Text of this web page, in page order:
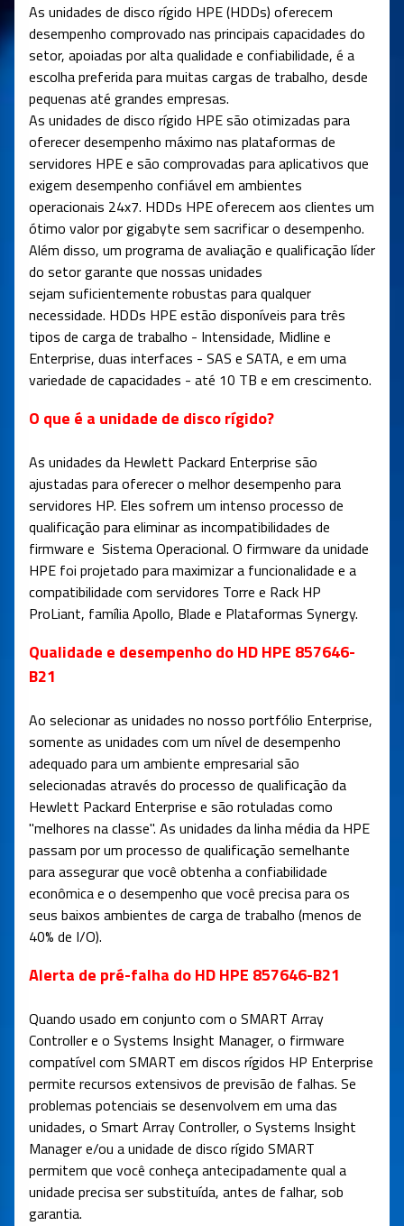
As unidades de disco rígido HPE (HDDs) oferecem
desempenho comprovado nas principais capacidades do
setor, apoiadas por alta qualidade e confiabilidade, é a
escolha preferida para muitas cargas de trabalho, desde
pequenas até grandes empresas.
As unidades de disco rígido HPE são otimizadas para
oferecer desempenho máximo nas plataformas de
servidores HPE e são comprovadas para aplicativos que
exigem desempenho confiável em ambientes
operacionais 24x7. HDDs HPE oferecem aos clientes um
ótimo valor por gigabyte sem sacrificar o desempenho.
Além disso, um programa de avaliação e qualificação líder
do setor garante que nossas unidades
sejam suficientemente robustas para qualquer
necessidade. HDDs HPE estão disponíveis para três
tipos de carga de trabalho - Intensidade, Midline e
Enterprise, duas interfaces - SAS e SATA, e em uma
variedade de capacidades - até 10 TB e em crescimento.
O que é a unidade de disco rígido?
As unidades da Hewlett Packard Enterprise são
ajustadas para oferecer o melhor desempenho para
servidores HP. Eles sofrem um intenso processo de
qualificação para eliminar as incompatibilidades de
firmware e Sistema Operacional. O firmware da unidade
HPE foi projetado para maximizar a funcionalidade e a
compatibilidade com servidores Torre e Rack HP
ProLiant, família Apollo, Blade e Plataformas Synergy.
Qualidade e desempenho do HD HPE 857646-
B21
Ao selecionar as unidades no nosso portfólio Enterprise,
somente as unidades com um nível de desempenho
adequado para um ambiente empresarial são
selecionadas através do processo de qualificação da
Hewlett Packard Enterprise e são rotuladas como
"melhores na classe". As unidades da linha média da HPE
passam por um processo de qualificação semelhante
para assegurar que você obtenha a confiabilidade
econômica e o desempenho que você precisa para os
seus baixos ambientes de carga de trabalho (menos de
40% de I/O).
Alerta de pré-falha do HD HPE 857646-B21
Quando usado em conjunto com o SMART Array
Controller e o Systems Insight Manager, o firmware
compatível com SMART em discos rígidos HP Enterprise
permite recursos extensivos de previsão de falhas. Se
problemas potenciais se desenvolvem em uma das
unidades, o Smart Array Controller, o Systems Insight
Manager e/ou a unidade de disco rígido SMART
permitem que você conheça antecipadamente qual a
unidade precisa ser substituída, antes de falhar, sob
garantia.